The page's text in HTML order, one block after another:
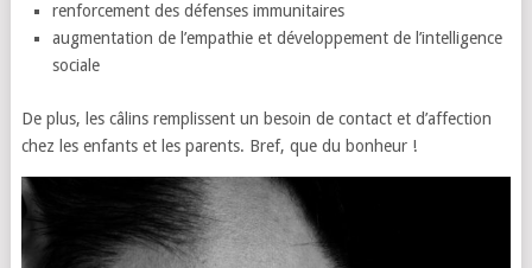
renforcement des défenses immunitaires
augmentation de l’empathie et développement de l’intelligence
sociale
De plus, les câlins remplissent un besoin de contact et d’affection
chez les enfants et les parents. Bref, que du bonheur !